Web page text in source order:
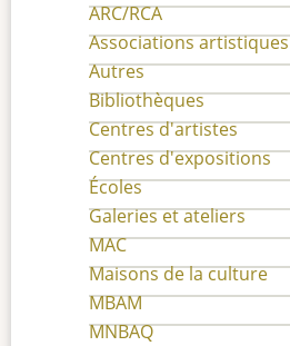
ARC/RCA
Associations artistiques
Autres
Bibliothèques
Centres d'artistes
Centres d'expositions
Écoles
Galeries et ateliers
MAC
Maisons de la culture
MBAM
MNBAQ